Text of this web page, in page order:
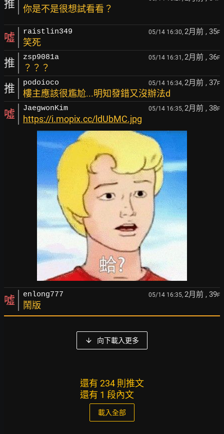
推 你是不是很想試看看？
噓 raistlin349 05/14 16:30, 2月前 , 35F
笑死
推 zsp9081a 05/14 16:31, 2月前 , 36F
？？？
推 podoioco 05/14 16:34, 2月前 , 37F
樓主應該很尷尬...明知發錯又沒辦法d
噓 JaegwonKim 05/14 16:35, 2月前 , 38F
https://i.mopix.cc/ldUbMC.jpg
噓 enlong777 05/14 16:35, 2月前 , 39F
鬧版
向下載入更多
還有 234 則推文
還有 1 段內文
載入全部